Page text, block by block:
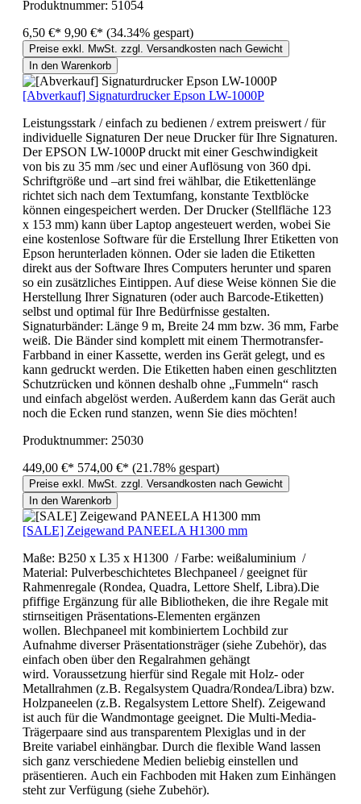
Produktnummer: 51054
6,50 €* 9,90 €* (34.34% gespart)
Preise exkl. MwSt. zzgl. Versandkosten nach Gewicht
In den Warenkorb
[Abverkauf] Signaturdrucker Epson LW-1000P
Leistungsstark / einfach zu bedienen / extrem preiswert / für
individuelle Signaturen Der neue Drucker für Ihre Signaturen.
Der EPSON LW-1000P druckt mit einer Geschwindigkeit
von bis zu 35 mm /sec und einer Auflösung von 360 dpi.
Schriftgröße und –art sind frei wählbar, die Etikettenlänge
richtet sich nach dem Textumfang, konstante Textblöcke
können eingespeichert werden. Der Drucker (Stellfläche 123
x 153 mm) kann über Laptop angesteuert werden, wobei Sie
eine kostenlose Software für die Erstellung Ihrer Etiketten von
Epson herunterladen können. Oder sie laden die Etiketten
direkt aus der Software Ihres Computers herunter und sparen
so ein zusätzliches Eintippen. Auf diese Weise können Sie die
Herstellung Ihrer Signaturen (oder auch Barcode-Etiketten)
selbst und optimal für Ihre Bedürfnisse gestalten.
Signaturbänder: Länge 9 m, Breite 24 mm bzw. 36 mm, Farbe
weiß. Die Bänder sind komplett mit einem Thermotransfer-
Farbband in einer Kassette, werden ins Gerät gelegt, und es
kann gedruckt werden. Die Etiketten haben einen geschlitzten
Schutzrücken und können deshalb ohne „Fummeln“ rasch
und einfach abgelöst werden. Außerdem kann das Gerät auch
noch die Ecken rund stanzen, wenn Sie dies möchten!
Produktnummer: 25030
449,00 €* 574,00 €* (21.78% gespart)
Preise exkl. MwSt. zzgl. Versandkosten nach Gewicht
In den Warenkorb
[SALE] Zeigewand PANEELA H1300 mm
Maße: B250 x L35 x H1300 / Farbe: weißaluminium /
Material: Pulverbeschichtetes Blechpaneel / geeignet für
Rahmenregale (Rondea, Quadra, Lettore Shelf, Libra).Die
pfiffige Ergänzung für alle Bibliotheken, die ihre Regale mit
stirnseitigen Präsentations-Elementen ergänzen
wollen. Blechpaneel mit kombiniertem Lochbild zur
Aufnahme diverser Präsentationsträger (siehe Zubehör), das
einfach oben über den Regalrahmen gehängt
wird. Voraussetzung hierfür sind Regale mit Holz- oder
Metallrahmen (z.B. Regalsystem Quadra/Rondea/Libra) bzw.
Holzpaneelen (z.B. Regalsystem Lettore Shelf). Zeigewand
ist auch für die Wandmontage geeignet. Die Multi-Media-
Trägerpaare sind aus transparentem Plexiglas und in der
Breite variabel einhängbar. Durch die flexible Wand lassen
sich ganz verschiedene Medien beliebig einstellen und
präsentieren. Auch ein Fachboden mit Haken zum Einhängen
steht zur Verfügung (siehe Zubehör).